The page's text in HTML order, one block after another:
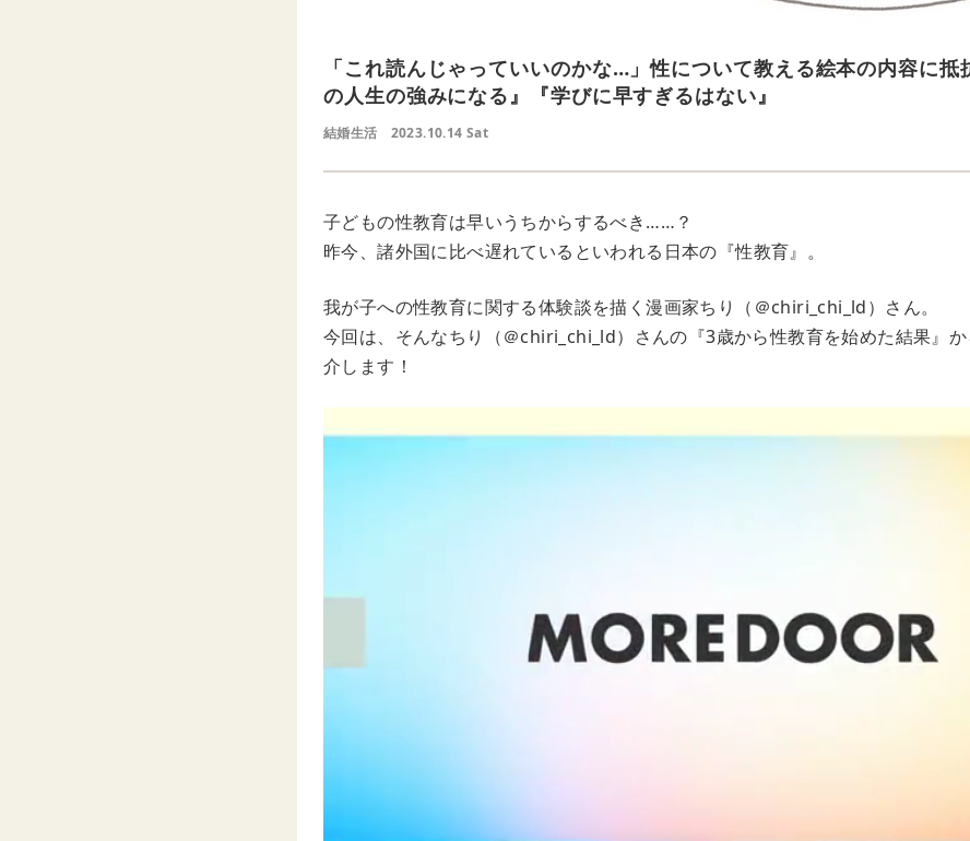
「これ読んじゃっていいのかな…」性について教える絵本の内容に
の人生の強みになる』『学びに早すぎるはない』
結婚生活 2023.10.14 Sat
子どもの性教育は早いうちからするべき……？
昨今、諸外国に比べ遅れているといわれる日本の『性教育』。
我が子への性教育に関する体験談を描く漫画家ちり（＠chiri_chi_ld）さん。
今回は、そんなちり（＠chiri_chi_ld）さんの『3歳から性教育を始めた結果』
介します！